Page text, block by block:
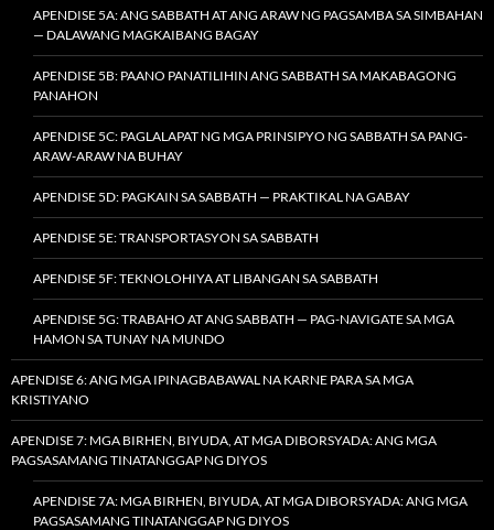
APENDISE 5A: ANG SABBATH AT ANG ARAW NG PAGSAMBA SA SIMBAHAN
— DALAWANG MAGKAIBANG BAGAY
APENDISE 5B: PAANO PANATILIHIN ANG SABBATH SA MAKABAGONG
PANAHON
APENDISE 5C: PAGLALAPAT NG MGA PRINSIPYO NG SABBATH SA PANG-
ARAW-ARAW NA BUHAY
APENDISE 5D: PAGKAIN SA SABBATH — PRAKTIKAL NA GABAY
APENDISE 5E: TRANSPORTASYON SA SABBATH
APENDISE 5F: TEKNOLOHIYA AT LIBANGAN SA SABBATH
APENDISE 5G: TRABAHO AT ANG SABBATH — PAG-NAVIGATE SA MGA
HAMON SA TUNAY NA MUNDO
APENDISE 6: ANG MGA IPINAGBABAWAL NA KARNE PARA SA MGA
KRISTIYANO
APENDISE 7: MGA BIRHEN, BIYUDA, AT MGA DIBORSYADA: ANG MGA
PAGSASAMANG TINATANGGAP NG DIYOS
APENDISE 7A: MGA BIRHEN, BIYUDA, AT MGA DIBORSYADA: ANG MGA
PAGSASAMANG TINATANGGAP NG DIYOS